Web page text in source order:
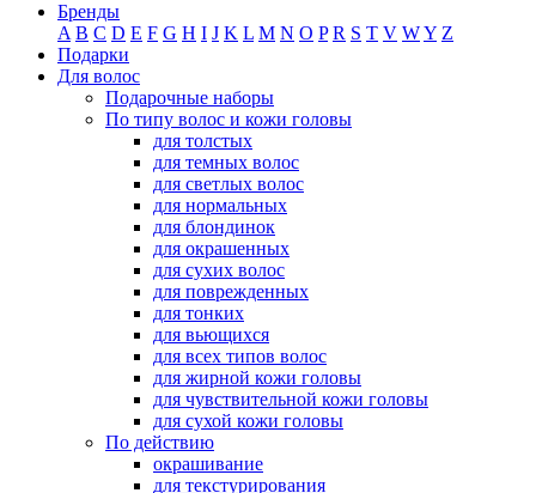
Бренды
A B C D E F G H I J K L M N O P R S T V WY Z
Подарки
Для волос
Подарочные наборы
По типу волос и кожи головы
для толстых
для темных волос
для светлых волос
для нормальных
для блондинок
для окрашенных
для сухих волос
для поврежденных
для тонких
для вьющихся
для всех типов волос
для жирной кожи головы
для чувствительной кожи головы
для сухой кожи головы
По действию
окрашивание
для текстурирования